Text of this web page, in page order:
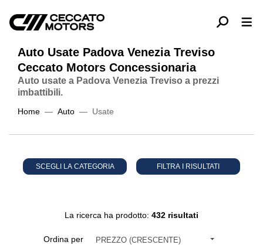
Auto Usate Padova Venezia Treviso
Ceccato Motors Concessionaria
Auto usate a Padova Venezia Treviso a prezzi
imbattibili.
Home Auto Usate
SCEGLI LA CATEGORIA FILTRA I RISULTATI
La ricerca ha prodotto: 432 risultati
Ordina per PREZZO (CRESCENTE)